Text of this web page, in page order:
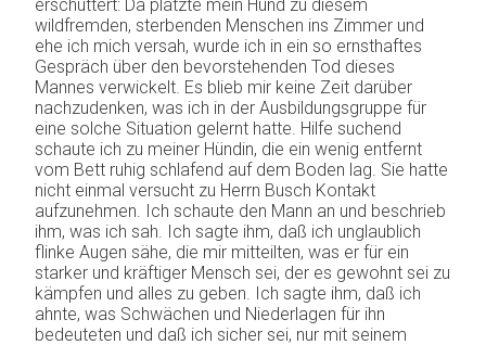
erschüttert: Da platzte mein Hund zu diesem
wildfremden, sterbenden Menschen ins Zimmer und
ehe ich mich versah, wurde ich in ein so ernsthaftes
Gespräch über den bevorstehenden Tod dieses
Mannes verwickelt. Es blieb mir keine Zeit darüber
nachzudenken, was ich in der Ausbildungsgruppe für
eine solche Situation gelernt hatte. Hilfe suchend
schaute ich zu meiner Hündin, die ein wenig entfernt
vom Bett ruhig schlafend auf dem Boden lag. Sie hatte
nicht einmal versucht zu Herrn Busch Kontakt
aufzunehmen. Ich schaute den Mann an und beschrieb
ihm, was ich sah. Ich sagte ihm, daß ich unglaublich
flinke Augen sähe, die mir mitteilten, was er für ein
starker und kräftiger Mensch sei, der es gewohnt sei zu
kämpfen und alles zu geben. Ich sagte ihm, daß ich
ahnte, was Schwächen und Niederlagen für ihn
bedeuteten und daß ich sicher sei, nur mit seinem